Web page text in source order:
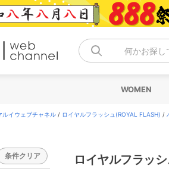
何かお探し
WOMEN
ルイウェブチャネル / ロイヤルフラッシュ(ROYAL FLASH) /
条件クリア ロイヤルフラッ